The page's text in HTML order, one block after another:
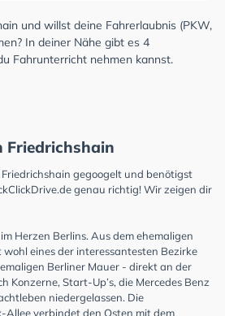
und willst deine Fahrerlaubnis (PKW,
In deiner Nähe gibt es 4
Fahrunterricht nehmen kannst.
Friedrichshain
gegoogelt und benötigst
genau richtig! Wir zeigen dir
Herzen Berlins. Aus dem ehemaligen
eines der interessantesten Bezirke
Berliner Mauer - direkt an der
Konzerne, Start-Up’s, die Mercedes Benz
niedergelassen. Die
verbindet den Osten mit dem